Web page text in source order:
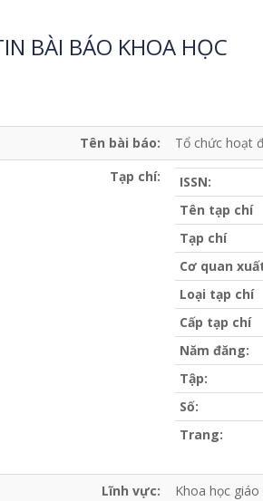
BÀI BÁO KHOA HỌC
Tên bài báo:
Tổ chức hoạt
Tạp chí:
ISSN:
Tên tạp chí
Tạp chí
Cơ quan
Loại tạp chí
Cấp tạp chí
Năm đăng:
Tập:
Số:
Trang:
Lĩnh vực:
Khoa học